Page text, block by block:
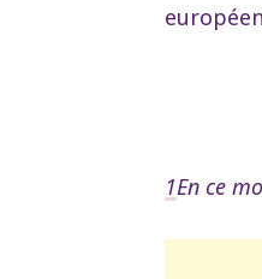
1En ce